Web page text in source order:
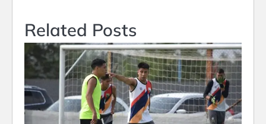
Related Posts